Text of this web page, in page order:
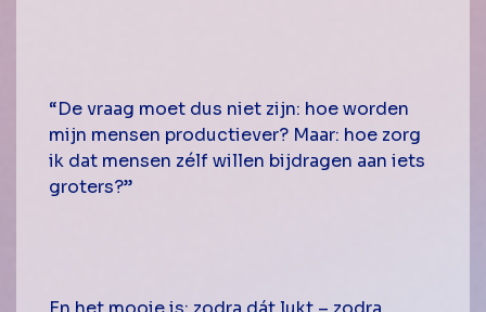
“De vraag moet dus niet zijn: hoe worden
mijn mensen productiever? Maar: hoe zorg
ik dat mensen zélf willen bijdragen aan iets
groters?”